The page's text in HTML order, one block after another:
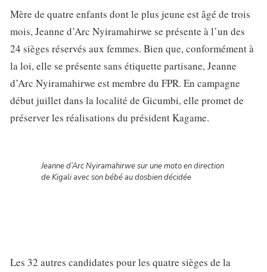
Mère de quatre enfants dont le plus jeune est âgé de trois
mois, Jeanne d’Arc Nyiramahirwe se présente à l’un des
24 sièges réservés aux femmes. Bien que, conformément à
la loi, elle se présente sans étiquette partisane, Jeanne
d’Arc Nyiramahirwe est membre du FPR. En campagne
début juillet dans la localité de Gicumbi, elle promet de
préserver les réalisations du président Kagame.
Jeanne d’Arc Nyiramahirwe sur une moto en direction
de Kigali avec son bébé au dosbien décidée
Les 32 autres candidates pour les quatre sièges de la